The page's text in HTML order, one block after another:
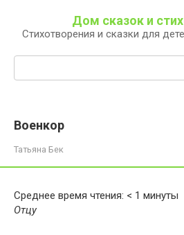
контенту
Дом сказок и
Стихотворения и сказки для
Военкор
Татьяна Бек
Среднее время чтения: < 1 минуты
Отцу